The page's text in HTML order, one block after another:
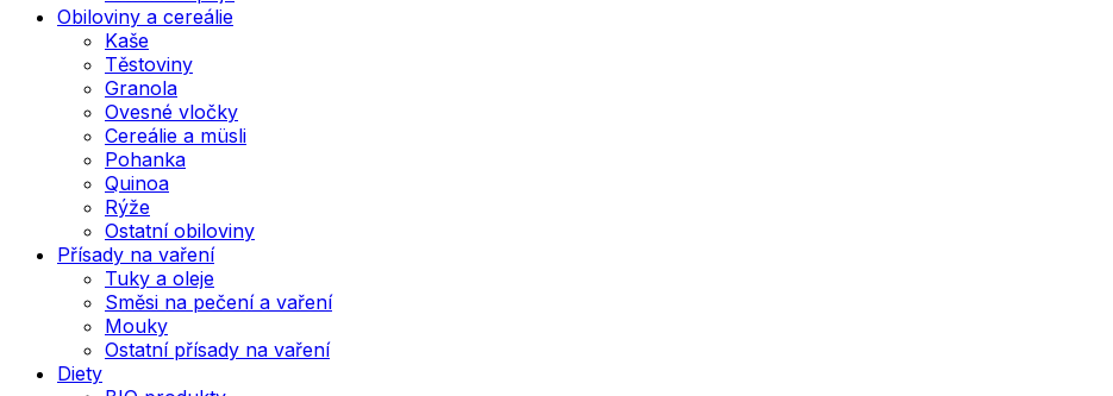
Obiloviny a cereálie
Kaše
Těstoviny
Granola
Ovesné vločky
Cereálie a müsli
Pohanka
Quinoa
Rýže
Ostatní obiloviny
Přísady na vaření
Tuky a oleje
Směsi na pečení a vaření
Mouky
Ostatní přísady na vaření
Diety